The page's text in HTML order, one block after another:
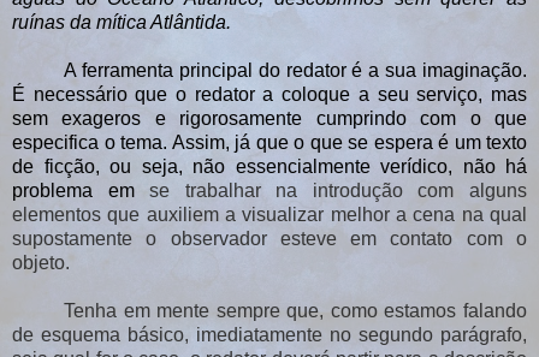
ruínas da mítica Atlântida.
A ferramenta principal do redator é a sua imaginação.
É necessário que o redator a coloque a seu serviço, mas
sem exageros e rigorosamente cumprindo com o que
especifica o tema. Assim, já que o que se espera é um texto
de ficção, ou seja, não essencialmente verídico, não há
problema emse trabalharna introdução com alguns
elementos que auxiliem a visualizar melhor a cena na qual
supostamente o observador esteve em contato com o
objeto.
Tenha em mente sempre que, como estamos falando
de esquema básico, imediatamente no segundo parágrafo,